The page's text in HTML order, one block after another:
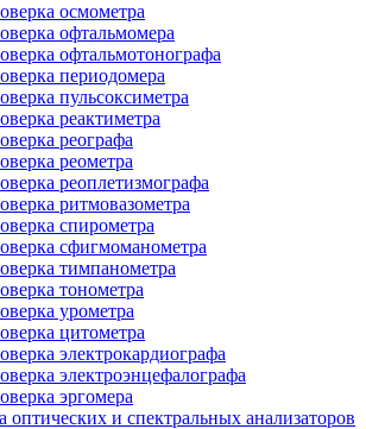
осмометра
офтальмомера
офтальмотонографа
периодомера
пульсоксиметра
реактиметра
реографа
реометра
реоплетизмографа
ритмовазометра
спирометра
сфигмоманометра
тимпанометра
тонометра
урометра
цитометра
электрокардиографа
электроэнцефалографа
эргомера
оптических и спектральных анализаторов